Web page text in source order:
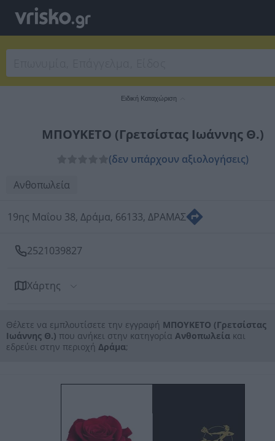
Ειδική Καταχώριση
ΜΠΟΥΚΕΤΟ (Γρετσίστας Ιωάννης Θ.)
(δεν υπάρχουν αξιολογήσεις)
Ανθοπωλεία
19ης Μαΐου 38, Δράμα, 66133, ΔΡΑΜΑΣ
2521039827
Χάρτης
Θέλετε να εμπλουτίσετε την εγγραφή ΜΠΟΥΚΕΤΟ (Γρετσίστας
Ιωάννης Θ.) που ανήκει στην κατηγορία Ανθοπωλεία και
εδρεύει στην περιοχή Δράμα;